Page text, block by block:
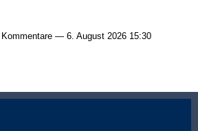
Kommentare — 6. August 2026 15:30